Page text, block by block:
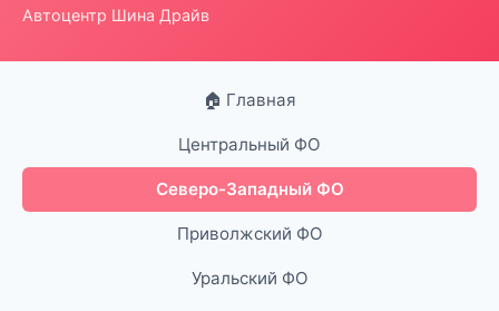
Автоцентр Шина Драйв
🏠 Главная
Центральный ФО
Северо-Западный ФО
Приволжский ФО
Уральский ФО